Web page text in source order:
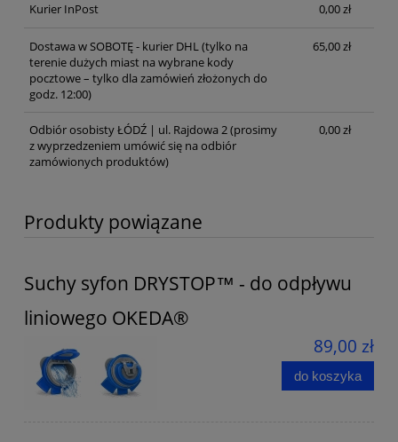
Kurier InPost
0,00 zł
Dostawa w SOBOTĘ - kurier DHL(tylko na
terenie dużych miast na wybrane kody
pocztowe – tylko dla zamówień złożonych do
godz. 12:00)
65,00 zł
Odbiór osobisty ŁÓDŹ | ul. Rajdowa 2(prosimy
z wyprzedzeniem umówić się na odbiór
zamówionych produktów)
0,00 zł
Produkty powiązane
Suchy syfon DRYSTOP™ - do odpływu
liniowego OKEDA®
89,00 zł
do koszyka